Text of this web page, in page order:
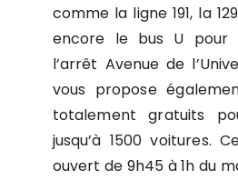
comme la ligne 191, la
encore le bus U pour
l’arrêt Avenue de
vous propose
totalement gratuits
jusqu’à 1500 voitures.
ouvert de 9h45 à 1h du